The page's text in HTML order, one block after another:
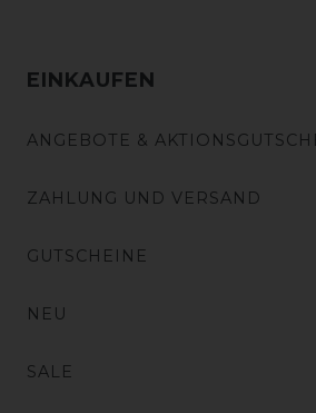
EINKAUFEN
ANGEBOTE &
ZAHLUNG UND VERSAND
GUTSCHEINE
NEU
SALE